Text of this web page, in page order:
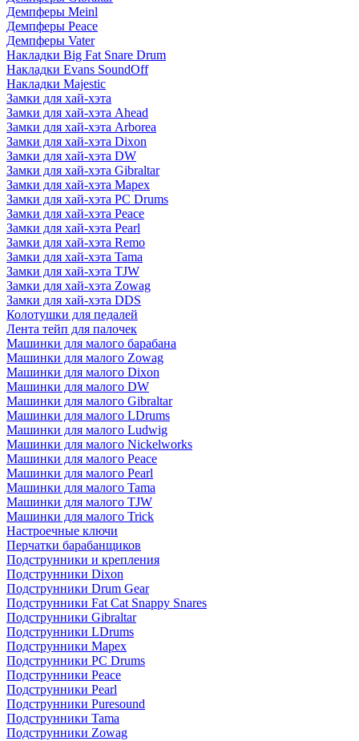
Демпферы Meinl
Демпферы Peace
Демпферы Vater
Накладки Big Fat Snare Drum
Накладки Evans SoundOff
Накладки Majestic
Замки для хай-хэта
Замки для хай-хэта Ahead
Замки для хай-хэта Arborea
Замки для хай-хэта Dixon
Замки для хай-хэта DW
Замки для хай-хэта Gibraltar
Замки для хай-хэта Mapex
Замки для хай-хэта PC Drums
Замки для хай-хэта Peace
Замки для хай-хэта Pearl
Замки для хай-хэта Remo
Замки для хай-хэта Tama
Замки для хай-хэта TJW
Замки для хай-хэта Zowag
Замки для хай-хэта DDS
Колотушки для педалей
Лента тейп для палочек
Машинки для малого барабана
Машинки для малого Zowag
Машинки для малого Dixon
Машинки для малого DW
Машинки для малого Gibraltar
Машинки для малого LDrums
Машинки для малого Ludwig
Машинки для малого Nickelworks
Машинки для малого Peace
Машинки для малого Pearl
Машинки для малого Tama
Машинки для малого TJW
Машинки для малого Trick
Настроечные ключи
Перчатки барабанщиков
Подструнники и крепления
Подструнники Dixon
Подструнники Drum Gear
Подструнники Fat Cat Snappy Snares
Подструнники Gibraltar
Подструнники LDrums
Подструнники Mapex
Подструнники PC Drums
Подструнники Peace
Подструнники Pearl
Подструнники Puresound
Подструнники Tama
Подструнники Zowag